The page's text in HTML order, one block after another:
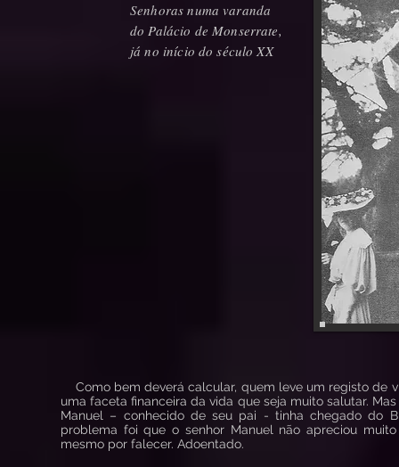
Senhoras numa varanda
do Palácio de Monserrate,
já no início do século XX
Como bem deverá calcular, quem leve um registo de
uma faceta financeira da vida que seja muito salutar.
Manuel – conhecido de seu pai - tinha chegado do
problema foi que o senhor Manuel não apreciou
mesmo por falecer. Adoentado.